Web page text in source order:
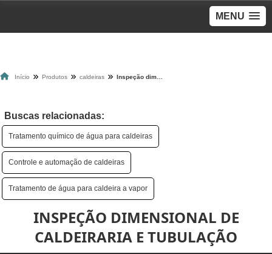
MENU
Início Produtos caldeiras
Buscas relacionadas:
Tratamento químico de água para caldeiras
Controle e automação de caldeiras
Tratamento de água para caldeira a vapor
INSPEÇÃO DIMENSIONAL DE
CALDEIRARIA E TUBULAÇÃO